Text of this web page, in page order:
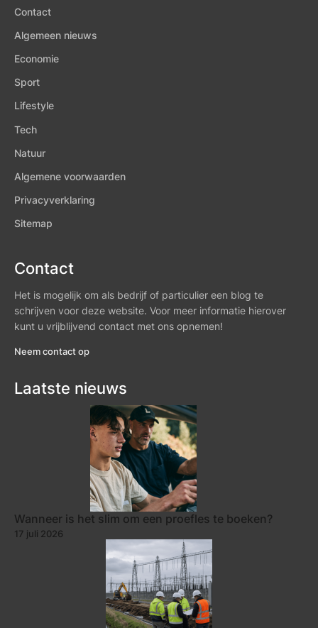
Contact
Algemeen nieuws
Economie
Sport
Lifestyle
Tech
Natuur
Algemene voorwaarden
Privacyverklaring
Sitemap
Contact
Het is mogelijk om als bedrijf of particulier een blog te
schrijven voor deze website. Voor meer informatie hierover
kunt u vrijblijvend contact met ons opnemen!
Neem contact op
Laatste nieuws
Wanneer is het slim om een proefles te boeken?
17 juli 2026